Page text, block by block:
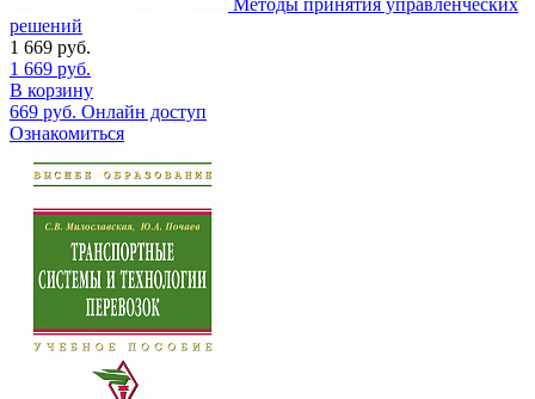
решений
1 669 руб.
1 669 руб.
В корзину
669 руб. Онлайн доступ
Ознакомиться